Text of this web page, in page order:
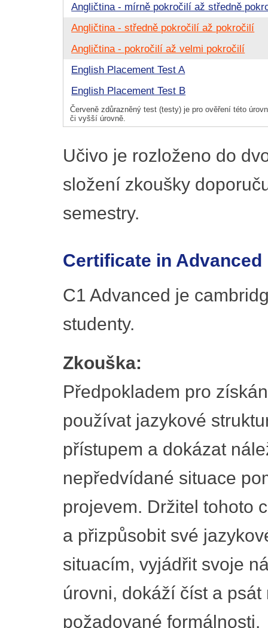
Angličtina - mírně pokročilí až středně
Angličtina - středně pokročilí až pokročilí
Angličtina - pokročilí až velmi pokročilí
English Placement Test A
English Placement Test B
Červeně zdůrazněný test (testy) je pro ověření této
či vyšší úrovně.
Učivo je rozloženo do
složení zkoušky
semestry.
Certificate in Advanced
C1 Advanced je
studenty.
Zkouška:
Předpokladem pro
používat jazykové
přístupem a dokázat
nepředvídané situace
projevem. Držitel tohoto
a přizpůsobit své
situacím, vyjádřit svoje
úrovni, dokáží číst a
požadované formálnosti.